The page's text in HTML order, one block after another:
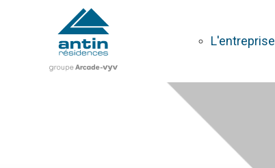
L'entreprise